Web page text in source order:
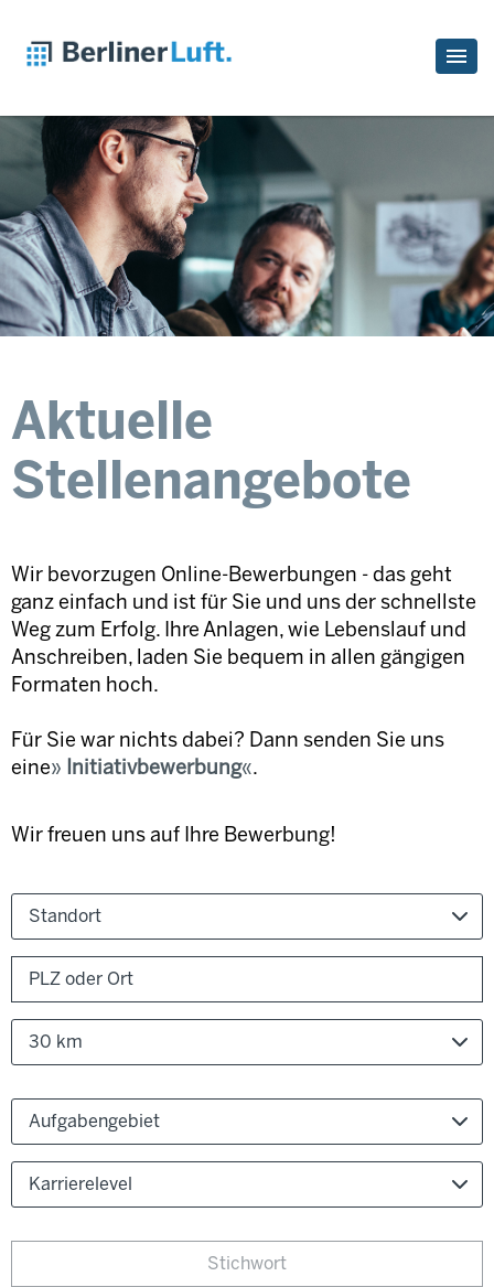
Aktuelle
Stellenangebote
Wir bevorzugen Online-Bewerbungen - das geht
ganz einfach und ist für Sie und uns der schnellste
Weg zum Erfolg. Ihre Anlagen, wie Lebenslauf und
Anschreiben, laden Sie bequem in allen gängigen
Formaten hoch.
Für Sie war nichts dabei? Dann senden Sie uns
eine
Initiativbewerbung .
Wir freuen uns auf Ihre Bewerbung!
Standort
30 km
Aufgabengebiet
Karrierelevel